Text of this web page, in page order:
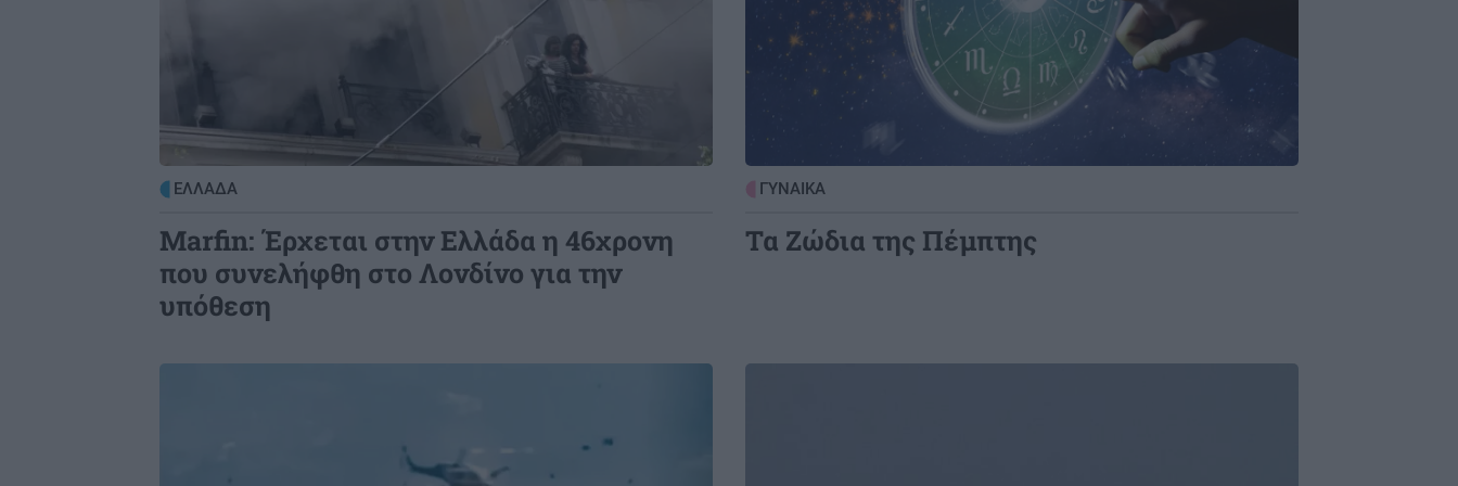
ΕΛΛΑΔΑ
Marfin: Έρχεται στην Ελλάδα η 46χρονη
που συνελήφθη στο Λονδίνο για την
υπόθεση
ΓΥΝΑΙΚΑ
Τα Ζώδια της Πέμπτης